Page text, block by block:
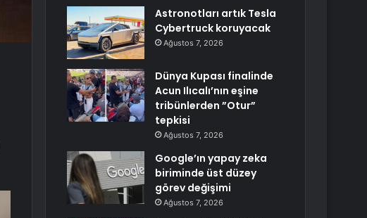
Astronotları artık Tesla
Cybertruck koruyacak
Ağustos 7, 2026
Dünya Kupası finalinde
Acun Ilıcalı’nın eşine
tribünlerden ”Otur”
tepkisi
Ağustos 7, 2026
Google’ın yapay zeka
biriminde üst düzey
görev değişimi
Ağustos 7, 2026